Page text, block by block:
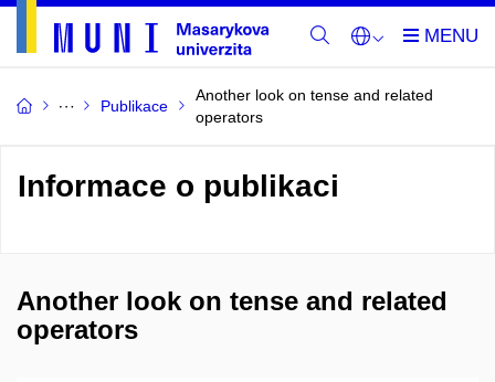
Publikace
Another look on tense and related
operators
Informace o publikaci
Another look on tense and related
operators